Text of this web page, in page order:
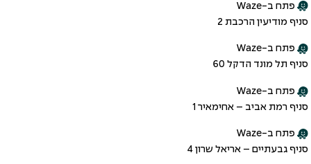
פתח ב-Waze
סניף מודיעין הרכבת 2
פתח ב-Waze
סניף תל מונד הדקל 60
פתח ב-Waze
סניף רמת אביב – אחימאיר 1
פתח ב-Waze
סניף גבעתיים – אריאל שרון 4